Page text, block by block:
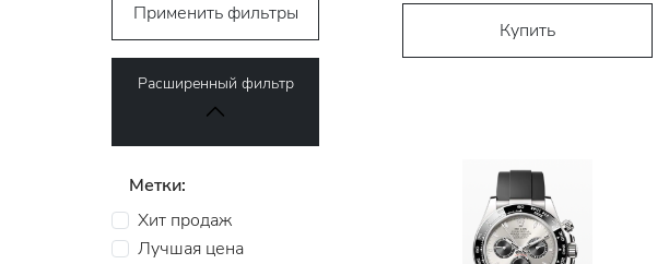
Применить фильтры
Расширенный фильтр
Метки:
Хит продаж
Лучшая цена
Купить